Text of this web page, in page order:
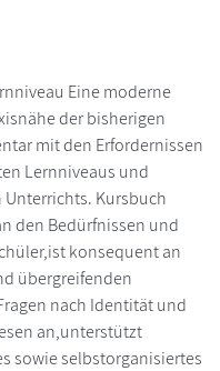
Eine moderne
der bisherigen
mit den Erfordernissen
Lernniveaus und
Kursbuch
den Bedürfnissen und
konsequent an
übergreifenden
nach Identität und
an,unterstützt
sowie selbstorganisiertes